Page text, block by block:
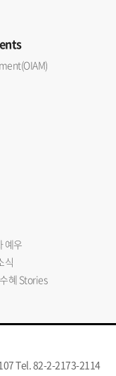
예우
식
혜 Stories
Tel. 82-2-2173-2114